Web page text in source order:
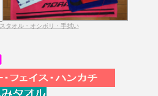
タオル・オシボリ・手拭い